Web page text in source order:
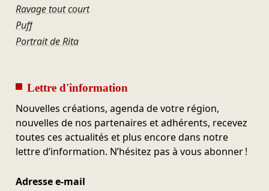
Ravage tout court
Puff
Portrait de Rita
Lettre d'information
Nouvelles créations, agenda de votre région,
nouvelles de nos partenaires et adhérents, recevez
toutes ces actualités et plus encore dans notre
lettre d’information. N’hésitez pas à vous abonner !
Adresse e-mail